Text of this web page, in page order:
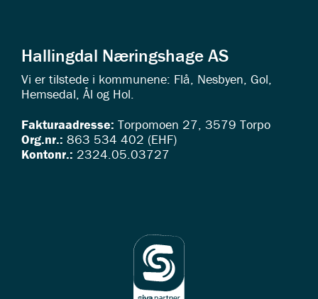
Hallingdal Næringshage AS
Vi er tilstede i kommunene: Flå, Nesbyen, Gol,
Hemsedal, Ål og Hol.
Fakturaadresse: Torpomoen 27, 3579 Torpo
Org.nr.: 863 534 402 (EHF)
Kontonr.: 2324.05.03727